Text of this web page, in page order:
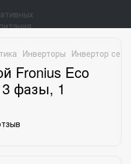
Инверторы Инвертор
Fronius Eco
фазы, 1